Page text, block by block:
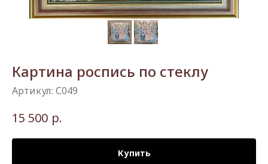
Картина роспись по стеклу
Артикул: С049
15 500 р.
Купить